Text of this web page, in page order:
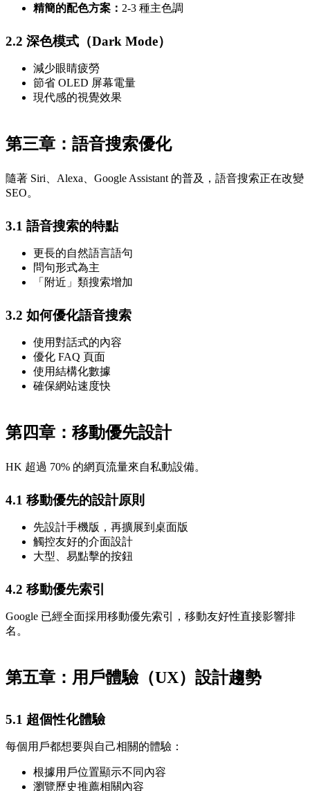
精簡的配色方案： 2-3 種主色調
2.2 深色模式（Dark Mode）
減少眼睛疲勞
節省 OLED 屏幕電量
現代感的視覺效果
第三章：語音搜索優化
隨著 Siri、Alexa、Google Assistant 的普及，語音搜索正在改變
SEO。
3.1 語音搜索的特點
更長的自然語言語句
問句形式為主
「附近」類搜索增加
3.2 如何優化語音搜索
使用對話式的內容
優化 FAQ 頁面
使用結構化數據
確保網站速度快
第四章：移動優先設計
HK 超過 70% 的網頁流量來自私動設備。
4.1 移動優先的設計原則
先設計手機版，再擴展到桌面版
觸控友好的介面設計
大型、易點擊的按鈕
4.2 移動優先索引
Google 已經全面採用移動優先索引，移動友好性直接影響排
名。
第五章：用戶體驗（UX）設計趨勢
5.1 超個性化體驗
每個用戶都想要與自己相關的體驗：
根據用戶位置顯示不同內容
瀏覽歷史推薦相關內容